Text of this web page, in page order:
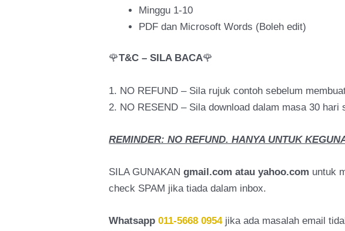
Minggu 1-10
PDF dan Microsoft Words (Boleh edit)
🌹T&C – SILA BACA🌹
1. NO REFUND – Sila rujuk contoh sebelum
2. NO RESEND – Sila download dalam masa 30 hari
REMINDER: NO REFUND. HANYA UNTUK
SILA GUNAKAN gmail.com atau yahoo.com untuk
check SPAM jika tiada dalam inbox.
Whatsapp011-5668 0954jika ada masalah email